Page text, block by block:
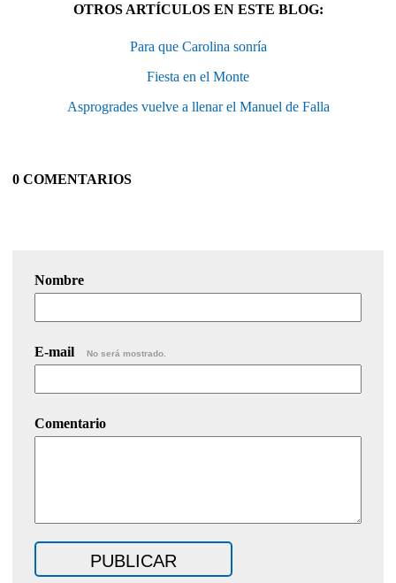
OTROS ARTÍCULOS EN ESTE BLOG:
Para que Carolina sonría
Fiesta en el Monte
Asprogrades vuelve a llenar el Manuel de Falla
0 COMENTARIOS
Nombre
E-mail No será mostrado.
Comentario